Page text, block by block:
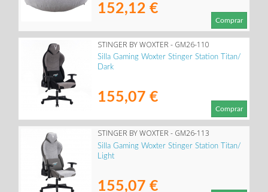
152,12 €
Comprar
STINGER BY WOXTER - GM26-110
Silla Gaming Woxter Stinger Station Titan/
Dark
155,07 €
Comprar
STINGER BY WOXTER - GM26-113
Silla Gaming Woxter Stinger Station Titan/
Light
155,07 €